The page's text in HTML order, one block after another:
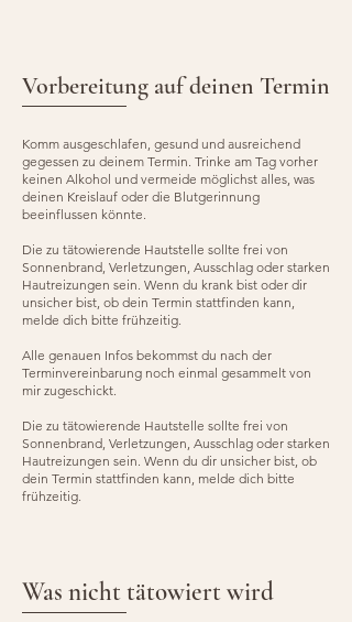
Vorbereitung auf deinen Termin
Komm ausgeschlafen, gesund und ausreichend
gegessen zu deinem Termin. Trinke am Tag vorher
keinen Alkohol und vermeide möglichst alles, was
deinen Kreislauf oder die Blutgerinnung
beeinflussen könnte.
Die zu tätowierende Hautstelle sollte frei von
Sonnenbrand, Verletzungen, Ausschlag oder starken
Hautreizungen sein. Wenn du krank bist oder dir
unsicher bist, ob dein Termin stattfinden kann,
melde dich bitte frühzeitig.
Alle genauen Infos bekommst du nach der
Terminvereinbarung noch einmal gesammelt von
mir zugeschickt.
Die zu tätowierende Hautstelle sollte frei von
Sonnenbrand, Verletzungen, Ausschlag oder starken
Hautreizungen sein. Wenn du dir unsicher bist, ob
dein Termin stattfinden kann, melde dich bitte
frühzeitig.
Was nicht tätowiert wird